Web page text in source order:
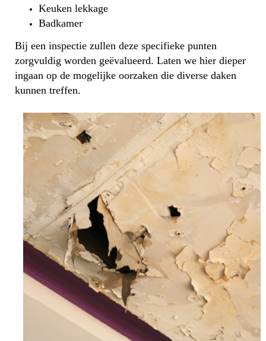
Keuken lekkage
Badkamer
Bij een inspectie zullen deze specifieke punten
zorgvuldig worden geëvalueerd. Laten we hier dieper
ingaan op de mogelijke oorzaken die diverse daken
kunnen treffen.